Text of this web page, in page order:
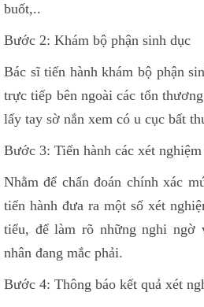
buốt,..
Bước 2: Khám bộ phận sinh dục
Bác sĩ tiến hành khám bộ phận
trực tiếp bên ngoài các tổn
lấy tay sờ nắn xem có u cục bất
Bước 3: Tiến hành các xét
Nhằm để chẩn đoán chính xác
tiến hành đưa ra một số xét
tiểu, để làm rõ những nghi ngờ
nhân đang mắc phải.
Bước 4: Thông báo kết quả xét